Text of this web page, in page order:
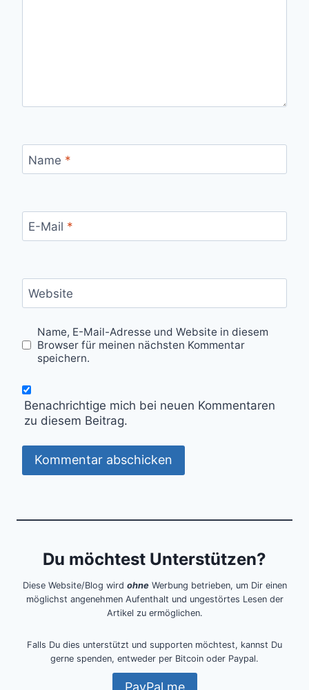
Name *
E-Mail *
Website
Name, E-Mail-Adresse und Website in diesem
Browser für meinen nächsten Kommentar
speichern.
Benachrichtige mich bei neuen Kommentaren
zu diesem Beitrag.
Du möchtest Unterstützen?
Diese Website/Blog wird ohneWerbung betrieben, um Dir einen
möglichst angenehmen Aufenthalt und ungestörtes Lesen der
Artikel zu ermöglichen.
Falls Du dies unterstützt und supporten möchtest, kannst Du
gerne spenden, entweder per Bitcoin oder Paypal.
PayPal.me